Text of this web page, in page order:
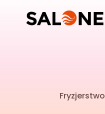
Fryzjerstwo